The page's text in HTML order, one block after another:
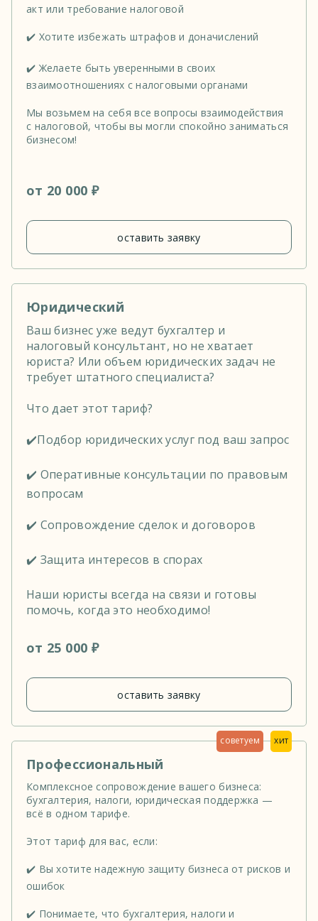
акт или требование налоговой
✔️ Хотите избежать штрафов и доначислений
✔️ Желаете быть уверенными в своих
взаимоотношениях с налоговыми органами
Мы возьмем на себя все вопросы взаимодействия
с налоговой, чтобы вы могли спокойно заниматься
бизнесом!
от 20 000 ₽
оставить заявку
Юридический
Ваш бизнес уже ведут бухгалтер и
налоговый консультант, но не хватает
юриста? Или объем юридических задач не
требует штатного специалиста?
Что дает этот тариф?
✔️Подбор юридических услуг под ваш запрос
✔️ Оперативные консультации по правовым
вопросам
✔️ Сопровождение сделок и договоров
✔️ Защита интересов в спорах
Наши юристы всегда на связи и готовы
помочь, когда это необходимо!
от 25 000 ₽
оставить заявку
советуем хит
Профессиональный
Комплексное сопровождение вашего бизнеса:
бухгалтерия, налоги, юридическая поддержка —
всё в одном тарифе.
Этот тариф для вас, если:
✔️ Вы хотите надежную защиту бизнеса от рисков и
ошибок
✔️ Понимаете, что бухгалтерия, налоги и